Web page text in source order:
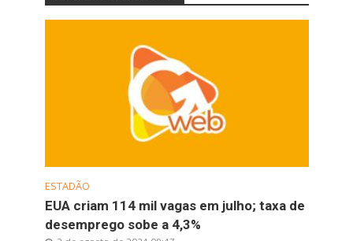
ESTADÃO
EUA criam 114 mil vagas em julho; taxa de
desemprego sobe a 4,3%